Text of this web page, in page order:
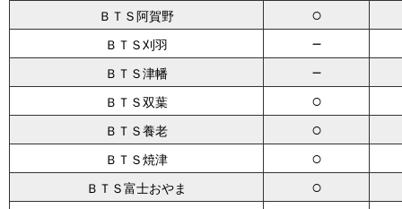
ＢＴＳ阿賀野 ○
ＢＴＳ刈羽 －
ＢＴＳ津幡 －
ＢＴＳ双葉 ○
ＢＴＳ養老 ○
ＢＴＳ焼津 ○
ＢＴＳ富士おやま
○